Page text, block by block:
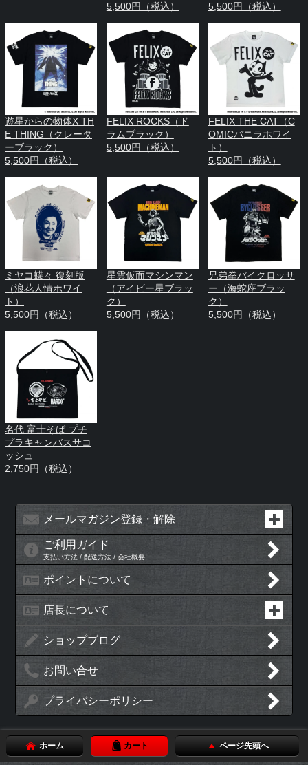
5,500円（税込）
5,500円（税込）
遊星からの物体X TH
E THING（クレータ
ーブラック）
5,500円（税込）
FELIX ROCKS（ド
ラムブラック）
5,500円（税込）
FELIX THE CAT（C
OMICバニラホワイ
ト）
5,500円（税込）
ミヤコ蝶々 復刻版
（浪花人情ホワイ
ト）
5,500円（税込）
星雲仮面マシンマン
（アイビー星ブラッ
ク）
5,500円（税込）
兄弟拳バイクロッサ
ー（海蛇座ブラッ
ク）
5,500円（税込）
名代 富士そば プチ
プラキャンバスサコ
ッシュ
2,750円（税込）
メールマガジン登録・解除
ご利用ガイド
支払い方法 / 配送方法 / 会社概要
ポイントについて
店長について
ショップブログ
お問い合せ
プライバシーポリシー
ホーム カート ページ先頭へ